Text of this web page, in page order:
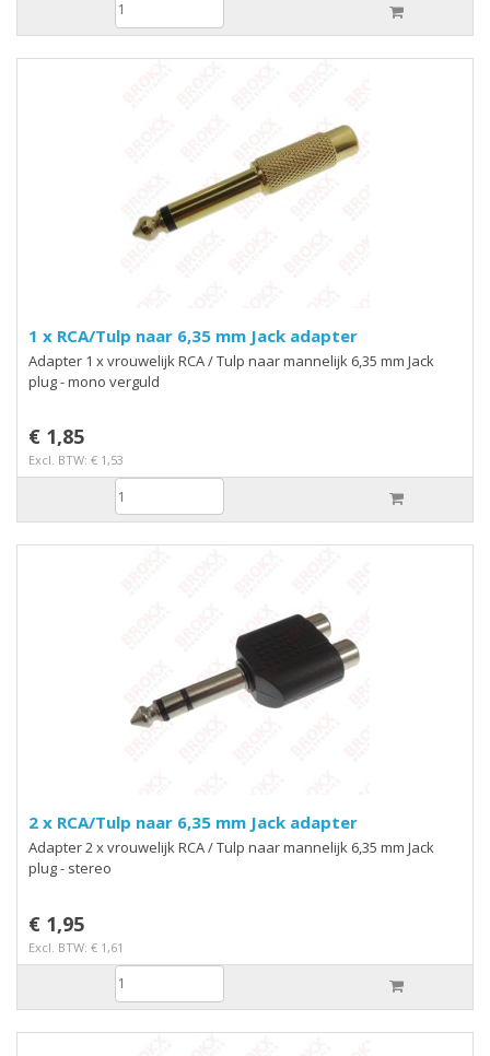
1 x RCA/Tulp naar 6,35 mm Jack adapter
Adapter 1 x vrouwelijk RCA / Tulp naar mannelijk 6,35 mm Jack
plug - mono verguld
€ 1,85
Excl. BTW: € 1,53
2 x RCA/Tulp naar 6,35 mm Jack adapter
Adapter 2 x vrouwelijk RCA / Tulp naar mannelijk 6,35 mm Jack
plug - stereo
€ 1,95
Excl. BTW: € 1,61